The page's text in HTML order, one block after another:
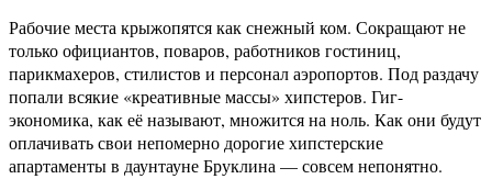
Рабочие места крыжопятся как снежный ком. Сокращают не
только официантов, поваров, работников гостиниц,
парикмахеров, стилистов и персонал аэропортов. Под раздачу
попали всякие «креативные массы» хипстеров. Гиг-
экономика, как её называют, множится на ноль. Как они будут
оплачивать свои непомерно дорогие хипстерские
апартаменты в даунтауне Бруклина — совсем непонятно.